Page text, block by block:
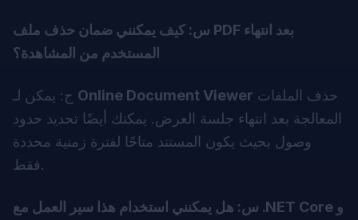
س: كيف يمكنني ضمان حذف ملف PDF بعد انتهاء
المستخدم من المشاهدة؟
Online Document Viewer
المعالجة بعد انتهاء جلسة العرض. يمكنك أيضًا تحديد حدود
وصول بحيث يكون المستند متاحًا لفترة زمنية محددة
فقط.
س: هل يمكنني استخدام هذا سير العمل مع .NET Core و